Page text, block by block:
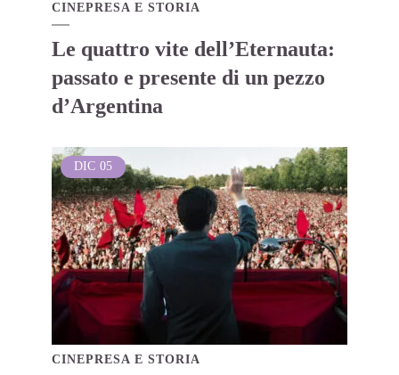
CINEPRESA E STORIA
Le quattro vite dell’Eternauta:
passato e presente di un pezzo
d’Argentina
DIC 05
CINEPRESA E STORIA